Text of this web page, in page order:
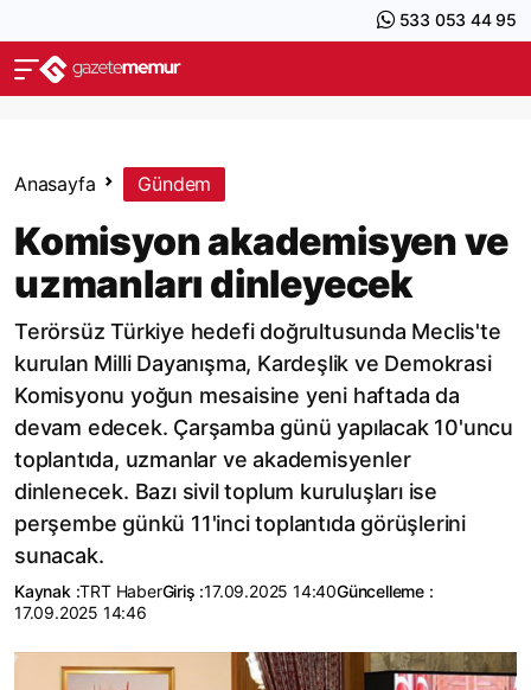
533 053 44 95
Anasayfa Gündem
Komisyon akademisyen ve
uzmanları dinleyecek
Terörsüz Türkiye hedefi doğrultusunda Meclis'te
kurulan Milli Dayanışma, Kardeşlik ve Demokrasi
Komisyonu yoğun mesaisine yeni haftada da
devam edecek. Çarşamba günü yapılacak 10'uncu
toplantıda, uzmanlar ve akademisyenler
dinlenecek. Bazı sivil toplum kuruluşları ise
perşembe günkü 11'inci toplantıda görüşlerini
sunacak.
Kaynak :TRT HaberGiriş :17.09.2025 14:40Güncelleme :
17.09.2025 14:46